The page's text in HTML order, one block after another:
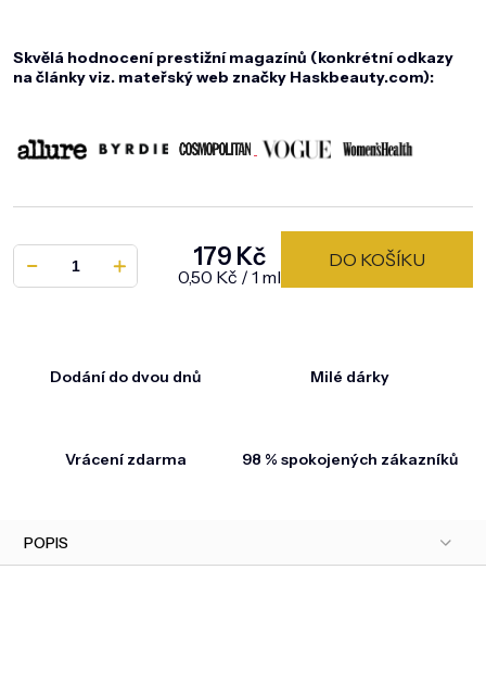
Skvělá hodnocení prestižní magazínů (konkrétní odkazy
na články viz. mateřský web značky Haskbeauty.com):
179 Kč
Měrná cena:
0,50 Kč / 1 ml
DO KOŠÍKU
Dodání do dvou dnů Milé dárky
Vrácení zdarma 98 % spokojených zákazníků
POPIS